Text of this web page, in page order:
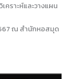
ราะห์และวางแผน
ณ สำนักหอสมุด